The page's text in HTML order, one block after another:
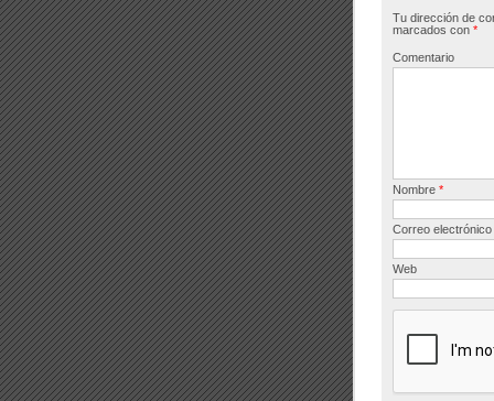
o
o
Tu dirección de
marcados con *
Comentario
Nombre *
Correo electrónico
Web